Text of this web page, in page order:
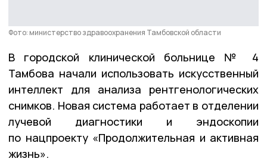
Фото: министерство здравоохранения Тамбовской области
В городской клинической больнице № 4
Тамбова начали использовать искусственный
интеллект для анализа рентгенологических
снимков. Новая система работает в отделении
лучевой диагностики и эндоскопии
по нацпроекту «Продолжительная и активная
жизнь».